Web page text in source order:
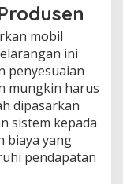
mobil
ini
penyesuaian
mungkin harus
dipasarkan
sistem kepada
biaya yang
pendapatan